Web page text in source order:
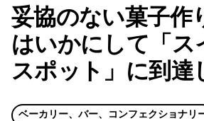
妥協のない菓子作
はいかにして「ス
スポット」に到達
ベーカリー、バー、コンフェクショナリ